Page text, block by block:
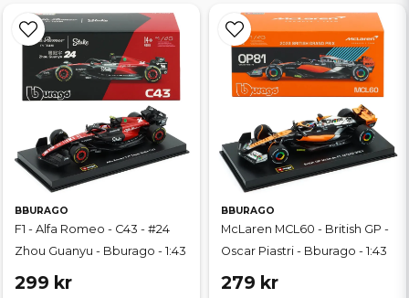
BBURAGO
F1 - Alfa Romeo - C43 - #24
Zhou Guanyu - Bburago - 1:43
299 kr
BBURAGO
McLaren MCL60 - British GP -
Oscar Piastri - Bburago - 1:43
279 kr